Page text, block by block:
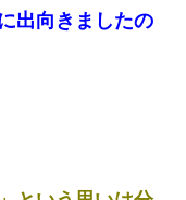
出向きましたの